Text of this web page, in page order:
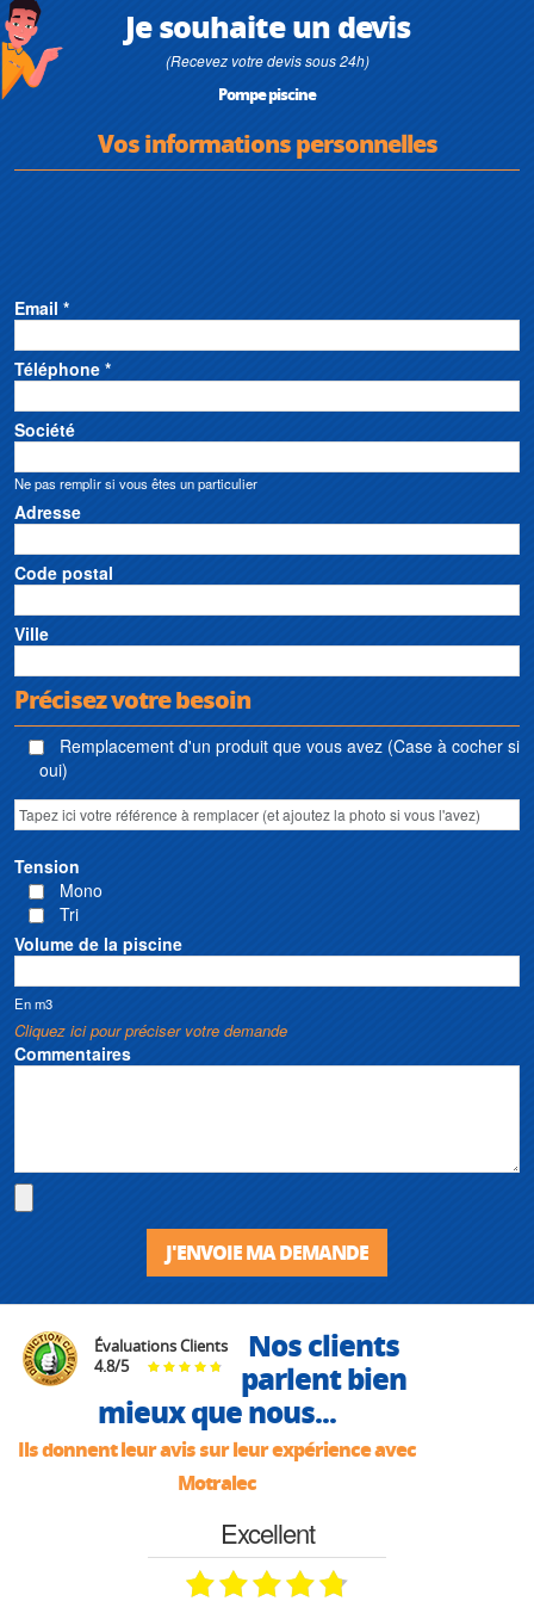
Je souhaite un devis
(Recevez votre devis sous 24h)
Pompe piscine
Vos informations personnelles
Email *
Téléphone *
Société
Ne pas remplir si vous êtes un particulier
Adresse
Code postal
Ville
Précisez votre besoin
Remplacement d'un produit que vous avez (Case à cocher si
oui)
Tension
Mono
Tri
Volume de la piscine
En m3
Cliquez ici pour préciser votre demande
Commentaires
J'ENVOIE MA DEMANDE
Évaluations Clients
4.8/5
Nos clients
parlent bien
mieux que nous...
Ils donnent leur avis sur leur expérience avec
Motralec
Excellent